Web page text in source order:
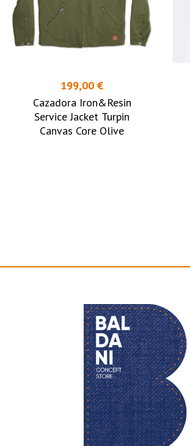
199,00 €
Cazadora Iron&Resin
Service Jacket Turpin
Canvas Core Olive